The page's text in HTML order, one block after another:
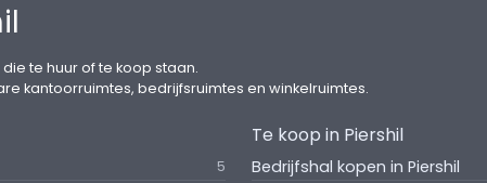
te huur of te koop staan.
kantoorruimtes, bedrijfsruimtes en winkelruimtes.
5
Te koop in Piershil
Bedrijfshal kopen in Piershil